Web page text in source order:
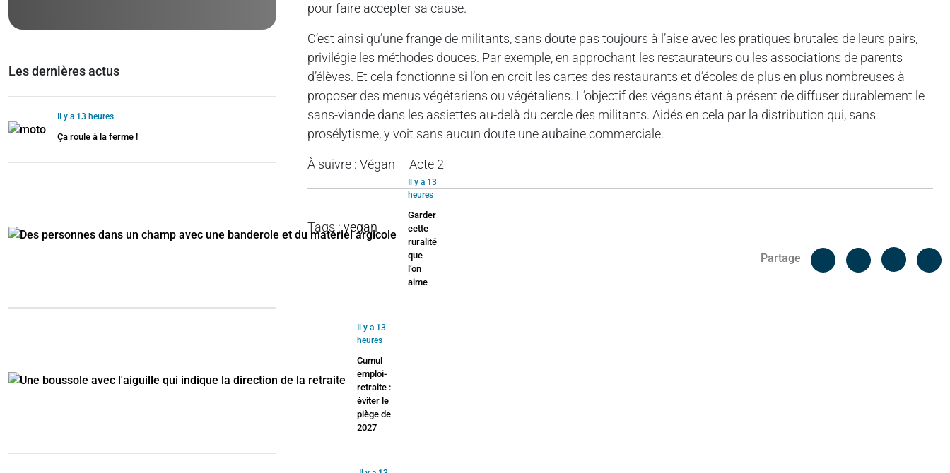
pour faire accepter sa cause.
C’est ainsi qu’une frange de militants, sans doute pas toujours à l’aise avec les pratiques brutales de leurs pairs,
privilégie les méthodes douces. Par exemple, en approchant les restaurateurs ou les associations de parents
d’élèves. Et cela fonctionne si l’on en croit les cartes des restaurants et d’écoles de plus en plus nombreuses à
proposer des menus végétariens ou végétaliens. L’objectif des végans étant à présent de diffuser durablement le
sans-viande dans les assiettes au-delà du cercle des militants. Aidés en cela par la distribution qui, sans
prosélytisme, y voit sans aucun doute une aubaine commerciale.
À suivre : Végan – Acte 2
Tags :vegan
Partage
Facebook
Les dernières actus
Il y a 13 heures
Ça roule à la ferme !
Il y a 13
heures
Garder
cette
ruralité
que
l’on
aime
Il y a 13
heures
Cumul
emploi-
retraite :
éviter le
piège de
2027